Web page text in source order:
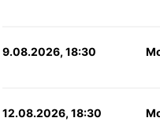
9.08.2026, 18:30
12.08.2026, 18:30